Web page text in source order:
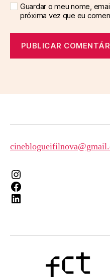
Guardar o meu nome,
próxima vez que eu
Instagram
Facebook
LinkedIn